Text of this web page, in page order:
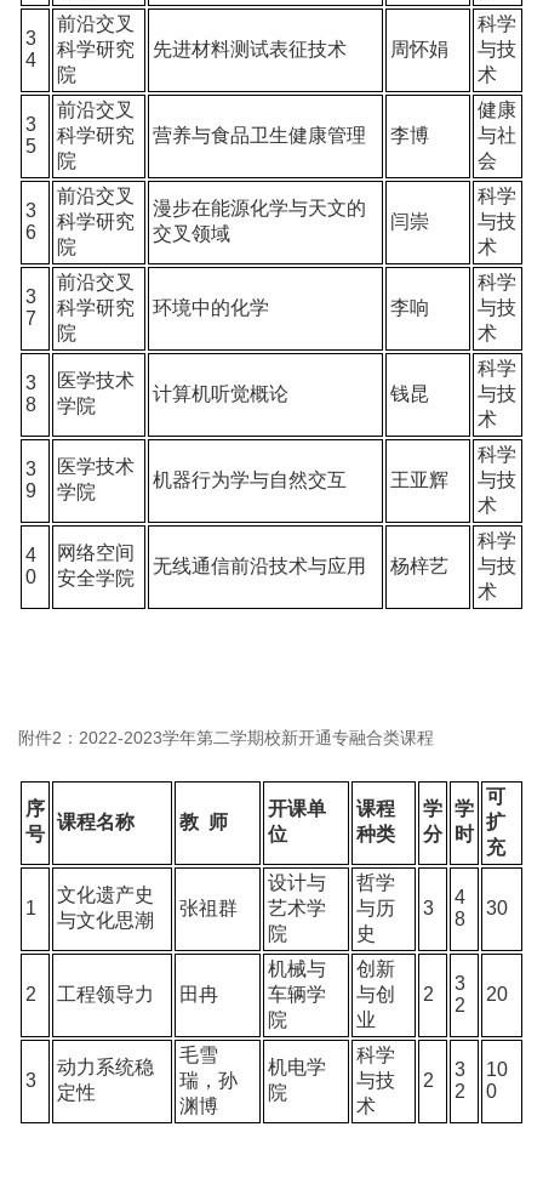
3
4
前沿交叉
科学研究
院
先进材料测试表征技术 周怀娟
科学
与技
术
3
5
前沿交叉
科学研究
院
营养与食品卫生健康管理 李博
健康
与社
会
3
6
前沿交叉
科学研究
院
漫步在能源化学与天文的
交叉领域
闫崇
科学
与技
术
3
7
前沿交叉
科学研究
院
环境中的化学 李响
科学
与技
术
3
8
医学技术
学院
计算机听觉概论 钱昆
科学
与技
术
3
9
医学技术
学院
机器行为学与自然交互 王亚辉
科学
与技
术
4
0
网络空间
安全学院
无线通信前沿技术与应用 杨梓艺
科学
与技
术
附件2：2022-2023学年第二学期校新开通专融合类课程
序
号
课程名称 教 师
开课单
位
课程
种类
学
分
学
时
可
扩
充
1
文化遗产史
与文化思潮
张祖群
设计与
艺术学
院
哲学
与历
史
3
4
8
30
2 工程领导力 田冉
机械与
车辆学
院
创新
与创
业
2
3
2
20
3
动力系统稳
定性
毛雪
瑞，孙
渊博
机电学
院
科学
与技
术
2
3
2
10
0